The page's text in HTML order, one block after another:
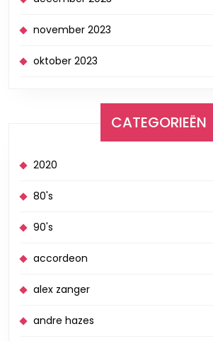
november 2023
oktober 2023
CATEGORIEËN
2020
80's
90's
accordeon
alex zanger
andre hazes